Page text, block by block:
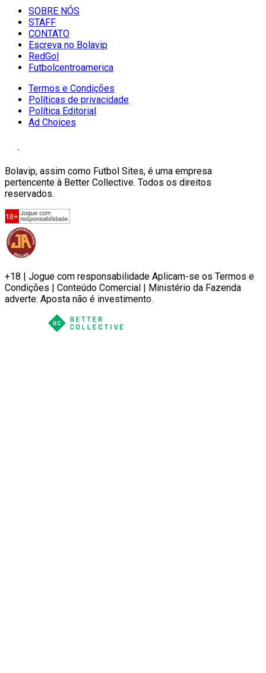
SOBRE NÓS
STAFF
CONTATO
Escreva no Bolavip
RedGol
Futbolcentroamerica
Termos e Condições
Políticas de privacidade
Política Editorial
Ad Choices
Bolavip, assim como Futbol Sites, é uma empresa
pertencente à Better Collective. Todos os direitos
reservados.
+18 | Jogue com responsabilidade Aplicam-se os Termos e
Condições | Conteúdo Comercial | Ministério da Fazenda
adverte: Aposta não é investimento.